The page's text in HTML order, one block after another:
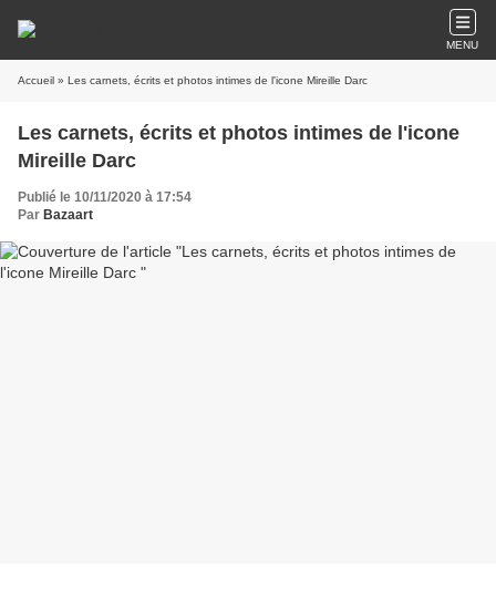
MENU
Accueil » Les carnets, écrits et photos intimes de l'icone Mireille Darc
Les carnets, écrits et photos intimes de l'icone
Mireille Darc
Publié le 10/11/2020 à 17:54
Par Bazaart